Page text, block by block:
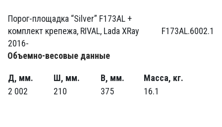
Порог-площадка “Silver” F173AL +
комплект крепежа, RIVAL, Lada XRay
2016-
F173AL.6002.1
Объемно-весовые данные
Д, мм. Ш, мм. В, мм.
Масса, кг.
2 002
210 375 16.1